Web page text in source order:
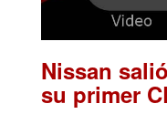
Nissan
su primer